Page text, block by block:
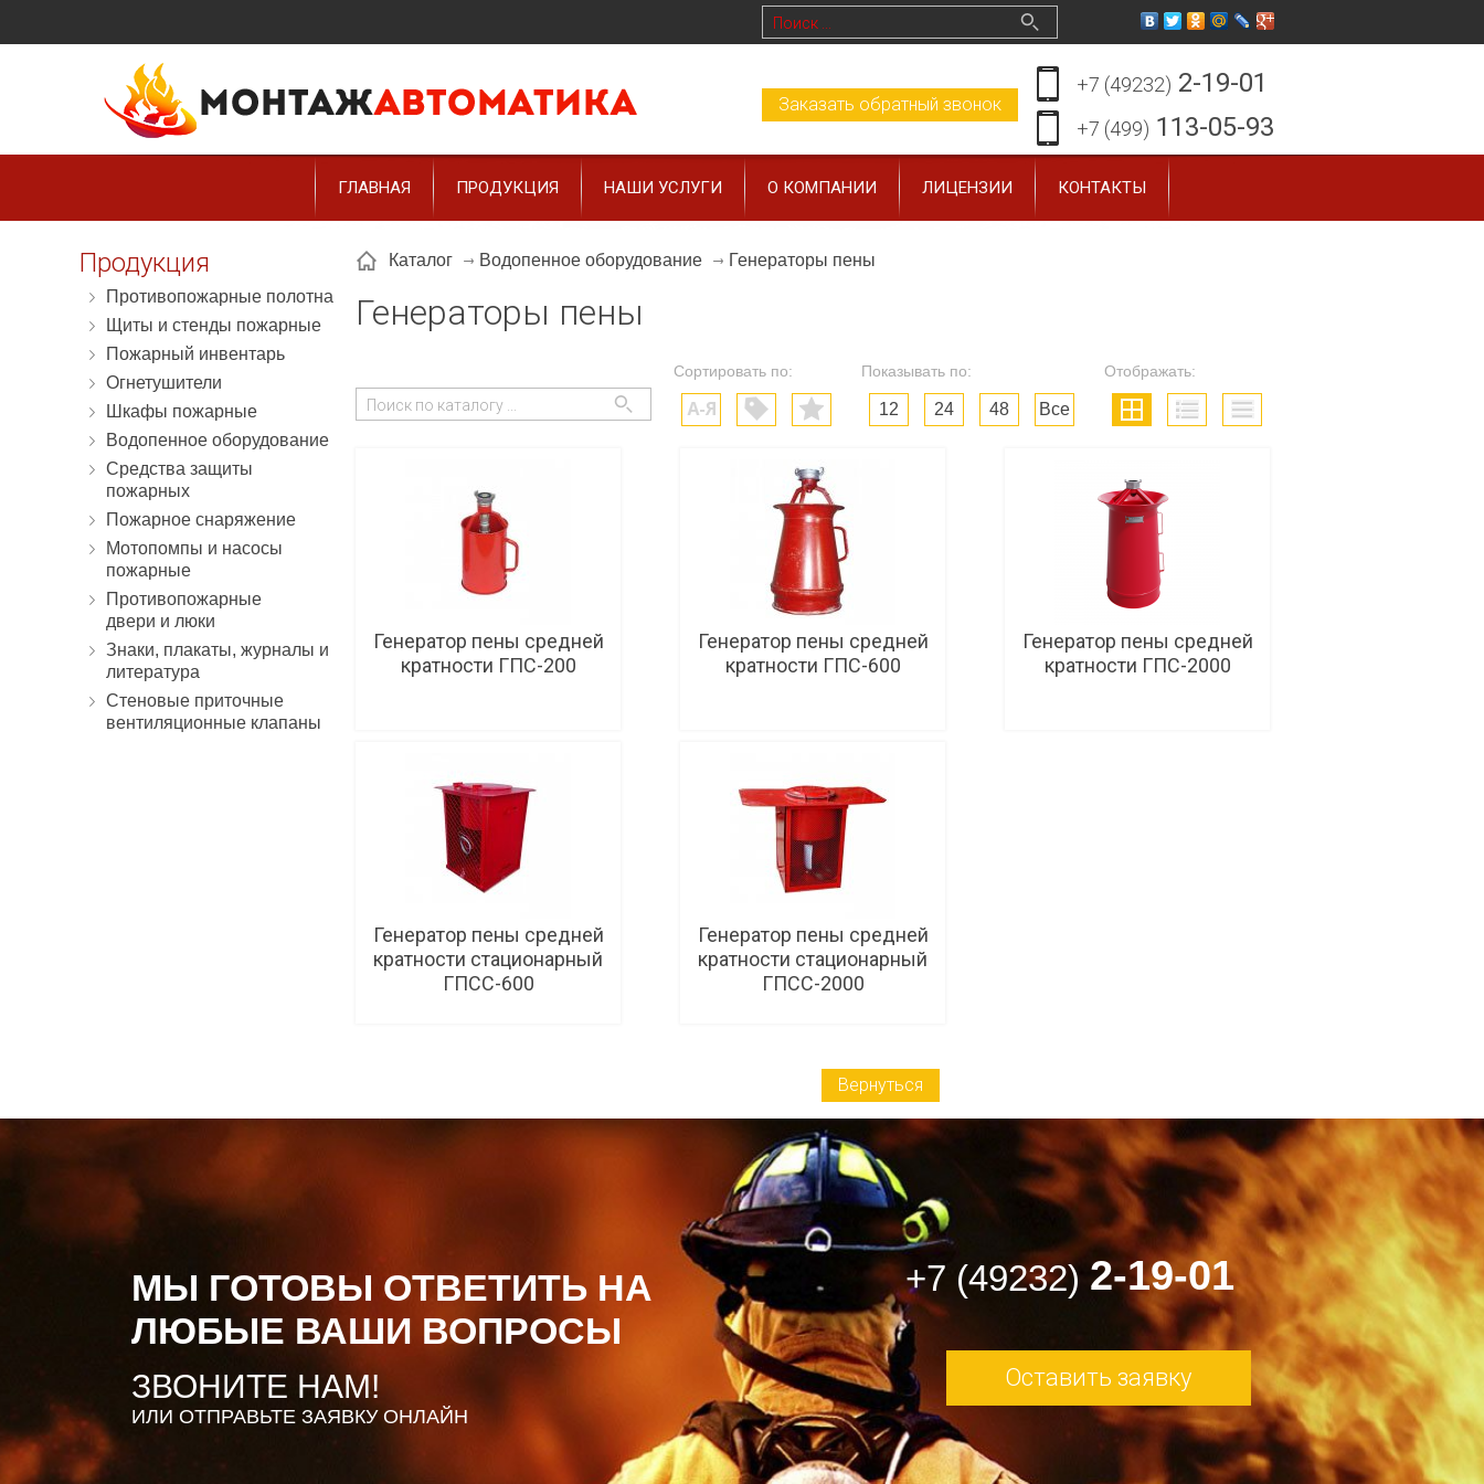
+7 (49232) 2-19-01
+7 (499) 113-05-93
Заказать обратный звонок
ГЛАВНАЯ ПРОДУКЦИЯ НАШИ УСЛУГИ О КОМПАНИИ ЛИЦЕНЗИИ КОНТАКТЫ
Продукция
Противопожарные полотна
Щиты и стенды пожарные
Пожарный инвентарь
Огнетушители
Шкафы пожарные
Водопенное оборудование
Средства защиты
пожарных
Пожарное снаряжение
Мотопомпы и насосы
пожарные
Противопожарные
двери и люки
Знаки, плакаты, журналы и
литература
Стеновые приточные
вентиляционные клапаны
Каталог Водопенное оборудование Генераторы пены
Генераторы пены
Сортировать по: Показывать по:
12 24 48 Все
Отображать:
Генератор пены средней
кратности ГПС-200
Генератор пены средней
кратности ГПС-600
Генератор пены средней
кратности ГПС-2000
Генератор пены средней
кратности стационарный
ГПСС-600
Генератор пены средней
кратности стационарный
ГПСС-2000
Вернуться
МЫ ГОТОВЫ ОТВЕТИТЬ НА
ЛЮБЫЕ ВАШИ ВОПРОСЫ
ЗВОНИТЕ НАМ!
ИЛИ ОТПРАВЬТЕ ЗАЯВКУ ОНЛАЙН
+7 (49232) 2-19-01
Оставить заявку